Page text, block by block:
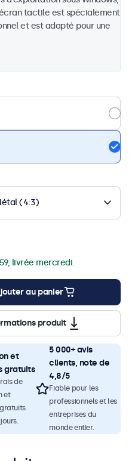
tactile est spécialement
et est adapté pour une
(4:3)
livrée mercredi.
au panier
produit
et
gratuits
de
et
5 000+ avis
clients, note de
4,8/5
Fiable pour les
professionnels et les
entreprises du
monde entier.